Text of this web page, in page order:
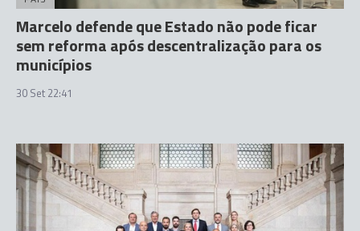
Marcelo defende que Estado não pode ficar
sem reforma após descentralização para os
municípios
30 Set 22:41